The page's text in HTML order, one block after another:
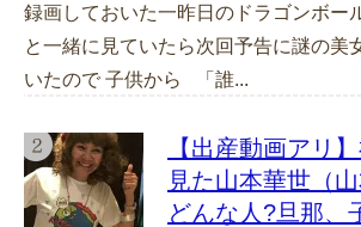
録画しておいた一昨日のドラゴンボー
と一緒に見ていたら次回予告に謎の美
いたので 子供から 「誰...
【出産動画アリ
見た山本華世（
どんな人?旦那、